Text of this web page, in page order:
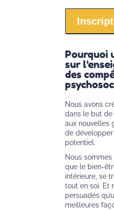
Pourquoi
sur
des
Nous avons
dans le but
aux nouvelles
de
potentiel.
Nous
que le bien-
intérieure, se
tout en soi. Et
persuadés
meilleures